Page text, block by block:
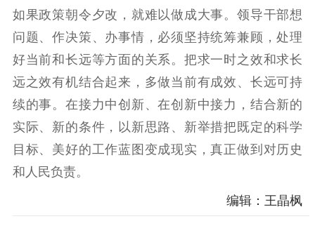
如果政策朝令夕改，就难以做成大事。领导干部想
问题、作决策、办事情，必须坚持统筹兼顾，处理
好当前和长远等方面的关系。把求一时之效和求长
远之效有机结合起来，多做当前有成效、长远可持
续的事。在接力中创新、在创新中接力，结合新的
实际、新的条件，以新思路、新举措把既定的科学
目标、美好的工作蓝图变成现实，真正做到对历史
和人民负责。
编辑：王晶枫